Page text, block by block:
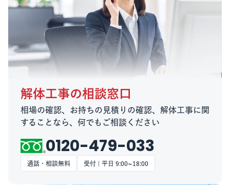
解体工事の相談窓口
相場の確認、お持ちの見積りの確認、解体工事に関
することなら、何でもご相談ください
0120-479-033
通話・相談無料 受付 | 平日 9:00~18:00